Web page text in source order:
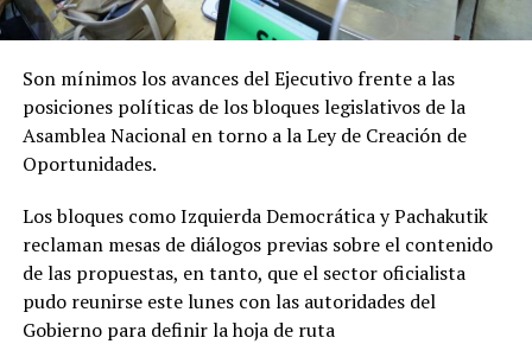
Son mínimos los avances del Ejecutivo frente a las
posiciones políticas de los bloques legislativos de la
Asamblea Nacional en torno a la Ley de Creación de
Oportunidades.
Los bloques como Izquierda Democrática y Pachakutik
reclaman mesas de diálogos previas sobre el contenido
de las propuestas, en tanto, que el sector oficialista
pudo reunirse este lunes con las autoridades del
Gobierno para definir la hoja de ruta